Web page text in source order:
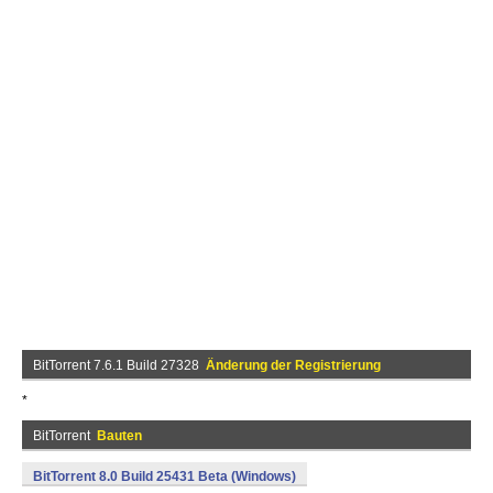
BitTorrent 7.6.1 Build 27328 Änderung der Registrierung
*
BitTorrent Bauten
BitTorrent 8.0 Build 25431 Beta (Windows)